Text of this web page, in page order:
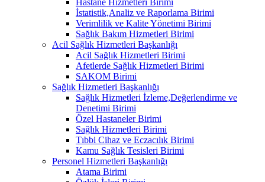
İstatistik,Analiz ve Raporlama Birimi
Verimlilik ve Kalite Yönetimi Birimi
Sağlık Bakım Hizmetleri Birimi
Acil Sağlık Hizmetleri Başkanlığı
Acil Sağlık Hizmetleri Birimi
Afetlerde Sağlık Hizmetleri Birimi
SAKOM Birimi
Sağlık Hizmetleri Başkanlığı
Sağlık Hizmetleri İzleme,Değerlendirme ve
Denetimi Birimi
Özel Hastaneler Birimi
Sağlık Hizmetleri Birimi
Tıbbi Cihaz ve Eczacılık Birimi
Kamu Sağlık Tesisleri Birimi
Personel Hizmetleri Başkanlığı
Atama Birimi